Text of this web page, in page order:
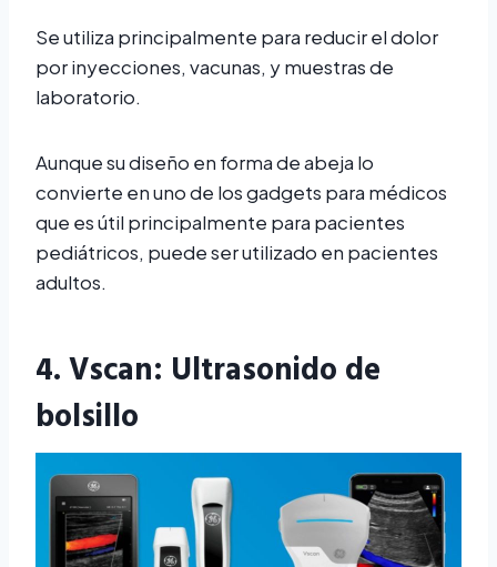
Se utiliza principalmente para reducir el dolor
por inyecciones, vacunas, y muestras de
laboratorio.
Aunque su diseño en forma de abeja lo
convierte en uno de los gadgets para médicos
que es útil principalmente para pacientes
pediátricos, puede ser utilizado en pacientes
adultos.
4.Vscan: Ultrasonido de
bolsillo